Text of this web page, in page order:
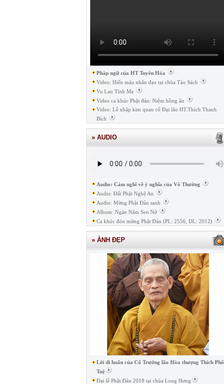
Pháp ngữ của HT Tuyên Hóa
Video: Hiến máu nhân đạo tại chùa Tảo Sách
Vu Lan Tình Mẹ
Video ca khúc Phật đản: Niệm hồng ân
Video: Lễ nhập kim quan cố Đại lão HT.Thích Thanh
Bích
» AUDIO
Audio: Cảm nghĩ về ý nghĩa của Vô Thường
Audio: Đất Phật Nghệ An
Audio: Mừng Phật Đản sanh
Album: Ngàn Năm Sen Nở
Ca khúc đón mừng Phật Đản (PL: 2556, DL: 2012)
» ẢNH ĐẸP
Lời di huấn của Cố Trưởng lão Hòa thượng Thích Phổ
Tuệ
Đại lễ Phật Đản 2018 tại chùa Long Hưng